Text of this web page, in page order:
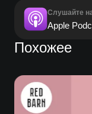
Слушайте
Apple
Похожее